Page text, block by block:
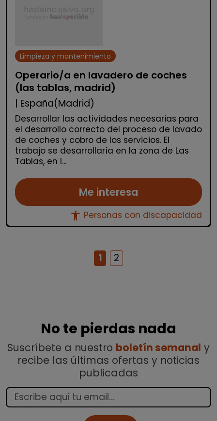
Limpieza y mantenimiento
Operario/a en lavadero de coches
(las tablas, madrid)
| España(Madrid)
Desarrollar las actividades necesarias para
el desarrollo correcto del proceso de lavado
de coches y cobro de los servicios. El
trabajo se desarrollaría en la zona de Las
Tablas, en l...
Me interesa
accessibility_new Personas con discapacidad
1 2
No te pierdas nada
Suscríbete a nuestro boletín semanal y
recibe las últimas ofertas y noticias
publicadas